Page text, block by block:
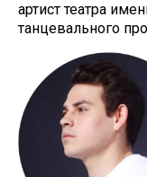
артист театра
танцевального